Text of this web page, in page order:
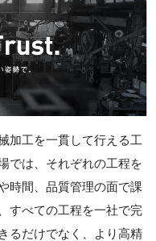
加工を一貫して行える工
では、それぞれの工程を
時間、品質管理の面で課
すべての工程を一社で完
るだけでなく、より高精